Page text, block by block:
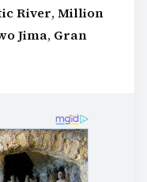
River,Million
Jima, Gran